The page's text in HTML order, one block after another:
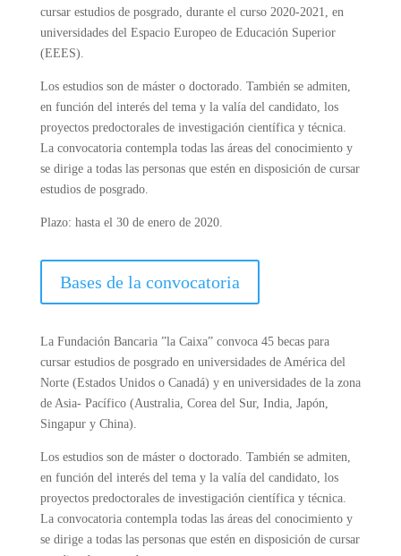
cursar estudios de posgrado, durante el curso 2020-2021, en
universidades del Espacio Europeo de Educación Superior
(EEES).
Los estudios son de máster o doctorado. También se admiten,
en función del interés del tema y la valía del candidato, los
proyectos predoctorales de investigación científica y técnica.
La convocatoria contempla todas las áreas del conocimiento y
se dirige a todas las personas que estén en disposición de cursar
estudios de posgrado.
Plazo: hasta el 30 de enero de 2020.
Bases de la convocatoria
La Fundación Bancaria ”la Caixa” convoca 45 becas para
cursar estudios de posgrado en universidades de América del
Norte (Estados Unidos o Canadá) y en universidades de la zona
de Asia- Pacífico (Australia, Corea del Sur, India, Japón,
Singapur y China).
Los estudios son de máster o doctorado. También se admiten,
en función del interés del tema y la valía del candidato, los
proyectos predoctorales de investigación científica y técnica.
La convocatoria contempla todas las áreas del conocimiento y
se dirige a todas las personas que estén en disposición de cursar